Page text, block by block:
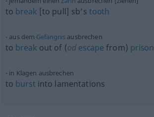
to break [to pull] sb’s tooth
aus dem Gefängnis ausbrechen
to break out of (od escape from) prison
in Klagen ausbrechen
to burst into lamentations